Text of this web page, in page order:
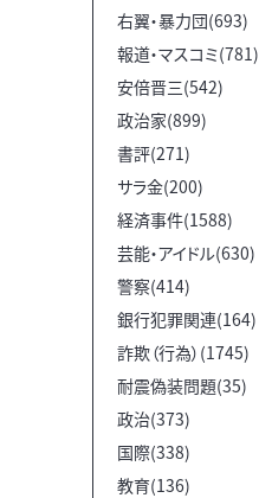
右翼・暴力団(693)
報道・マスコミ(781)
安倍晋三(542)
政治家(899)
書評(271)
サラ金(200)
経済事件(1588)
芸能・アイドル(630)
警察(414)
銀行犯罪関連(164)
詐欺（行為）(1745)
耐震偽装問題(35)
政治(373)
国際(338)
教育(136)